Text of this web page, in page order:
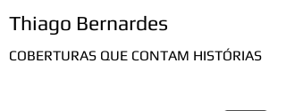
Thiago Bernardes
COBERTURAS QUE CONTAM HISTÓRIAS